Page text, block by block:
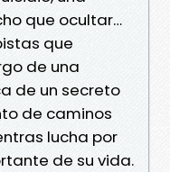
que ocultar…
que
de una
de un secreto
de caminos
lucha por
de su vida.